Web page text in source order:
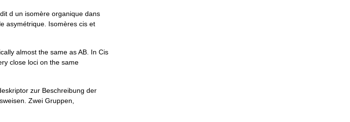
d un isomère organique dans
asymétrique. Isomères cis et
almost the same as AB. In Cis
close loci on the same
zur Beschreibung der
Zwei Gruppen,